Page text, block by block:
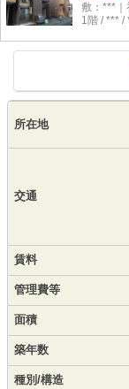
敷：***
1階 / *** /
所在地
交通
賃料
管理費等
面積
築年数
種別/構造